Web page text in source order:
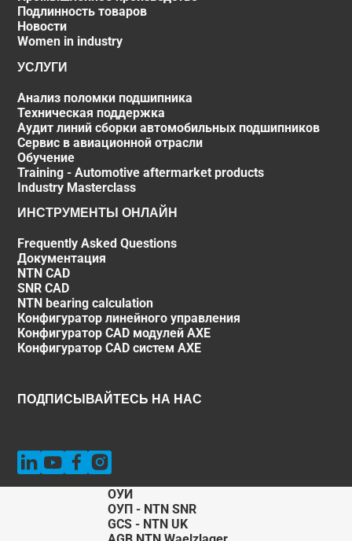
Подлинность товаров
Новости
Women in industry
УСЛУГИ
Анализ поломки подшипника
Техническая поддержка
Аудит линий сборки автомобильных подшипников
Сервис в авиационной отрасли
Обучение
Training - Automotive aftermarket products
Industry Masterclass
ИНСТРУМЕНТЫ ОНЛАЙН
Frequently Asked Questions
Документация
NTN CAD
SNR CAD
NTN bearing calculation
Конфигуратор линейного управления
Конфигуратор CAD модулей AXE
Конфигуратор CAD систем AXE
ПОДПИСЫВАЙТЕСЬ НА НАС
ОУИ
ОУП - NTN SNR
GCS - NTN UK